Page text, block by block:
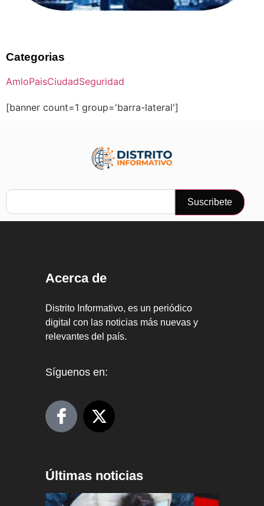
Categorias
AmloPaisCiudadSeguridad
[banner count=1 group='barra-lateral']
Suscribete
Acerca de
Distrito Informativo, es un periódico
digital con las noticias más nuevas y
relevantes del país.
Síguenos en:
Últimas noticias